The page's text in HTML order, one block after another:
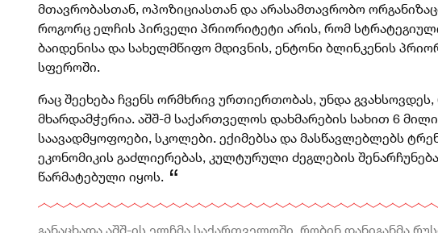
მთავრობასთან, ოპოზიციასთან და არასამთავრობო
როგორც ელჩის პირველი პრიორიტეტი არის, რომ
ბაიდენისა და სახელმწიფო მდივნის, ენტონი ბლინკენის
სფეროში.
რაც შეეხება ჩვენს ორმხრივ ურთიერთობას, უნდა
მხარდამჭერია. აშშ-მ საქართველოს დახმარების სახით 6
საავადმყოფოები, სკოლები. ექიმებსა და მასწავლებლებს
ეკონომიკის გაძლიერებას, კულტურული ძეგლების
წარმატებული იყოს.
განაცხადა აშშ-ის ელჩმა საქართველოში, რობინ დანიგანმა